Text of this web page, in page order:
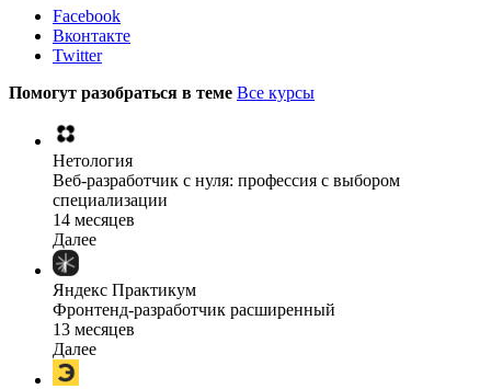
Facebook
Вконтакте
Twitter
Помогут разобраться в теме Все курсы
Нетология
Веб-разработчик с нуля: профессия с выбором
специализации
14 месяцев
Далее
Яндекс Практикум
Фронтенд-разработчик расширенный
13 месяцев
Далее